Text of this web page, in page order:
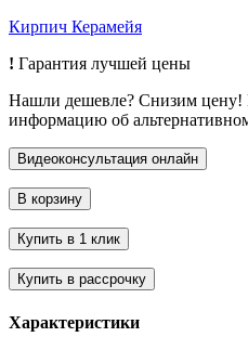
Кирпич Керамейя
! Гарантия лучшей цены
Нашли дешевле? Снизим цену!
информацию об
Характеристики